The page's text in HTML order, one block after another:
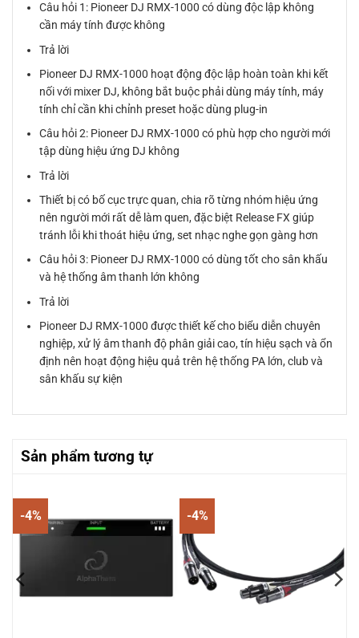
Câu hỏi 1: Pioneer DJ RMX-1000 có dùng độc lập không
cần máy tính được không
Trả lời
Pioneer DJ RMX-1000 hoạt động độc lập hoàn toàn khi kết
nối với mixer DJ, không bắt buộc phải dùng máy tính, máy
tính chỉ cần khi chỉnh preset hoặc dùng plug-in
Câu hỏi 2: Pioneer DJ RMX-1000 có phù hợp cho người mới
tập dùng hiệu ứng DJ không
Trả lời
Thiết bị có bố cục trực quan, chia rõ từng nhóm hiệu ứng
nên người mới rất dễ làm quen, đặc biệt Release FX giúp
tránh lỗi khi thoát hiệu ứng, set nhạc nghe gọn gàng hơn
Câu hỏi 3: Pioneer DJ RMX-1000 có dùng tốt cho sân khấu
và hệ thống âm thanh lớn không
Trả lời
Pioneer DJ RMX-1000 được thiết kế cho biểu diễn chuyên
nghiệp, xử lý âm thanh độ phân giải cao, tín hiệu sạch và ổn
định nên hoạt động hiệu quả trên hệ thống PA lớn, club và
sân khấu sự kiện
Sản phẩm tương tự
-4% -4%